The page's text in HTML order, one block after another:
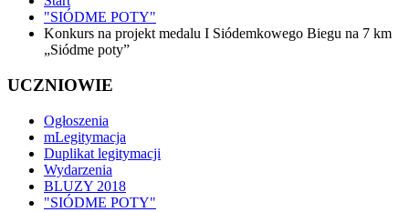
"SIÓDME POTY"
Konkurs na projekt medalu I Siódemkowego Biegu na 7 km
„Siódme poty”
UCZNIOWIE
Ogłoszenia
mLegitymacja
Duplikat legitymacji
Wydarzenia
BLUZY 2018
"SIÓDME POTY"